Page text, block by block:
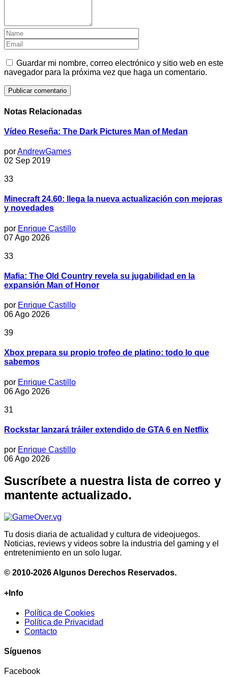
Guardar mi nombre, correo electrónico y sitio web en este
navegador para la próxima vez que haga un comentario.
Notas Relacionadas
Vídeo Reseña: The Dark Pictures Man of Medan
porAndrewGames
02 Sep 2019
33
Minecraft 24.60: llega la nueva actualización con mejoras
y novedades
por Enrique Castillo
07 Ago 2026
33
Mafia: The Old Country revela su jugabilidad en la
expansión Man of Honor
por Enrique Castillo
06 Ago 2026
39
Xbox prepara su propio trofeo de platino: todo lo que
sabemos
por Enrique Castillo
06 Ago 2026
31
Rockstar lanzará tráiler extendido de GTA 6 en Netflix
por Enrique Castillo
06 Ago 2026
Suscríbete a nuestra lista de correo y
mantente actualizado.
Tu dosis diaria de actualidad y cultura de videojuegos.
Noticias, reviews y videos sobre la industria del gaming y el
entretenimiento en un solo lugar.
© 2010-2026 Algunos Derechos Reservados.
+Info
Política de Cookies
Política de Privacidad
Contacto
Síguenos
Facebook